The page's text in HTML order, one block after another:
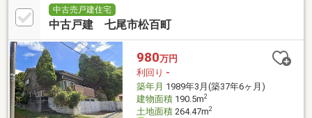
中古売戸建住宅
中古戸建 七尾市松百町
980万円
利回り -
築年月 1989年3月(築37年6ヶ月)
建物面積190.5m2
土地面積264.47m2